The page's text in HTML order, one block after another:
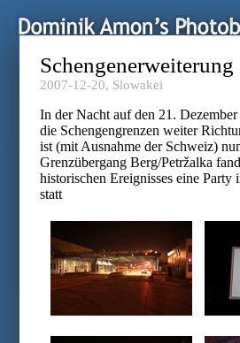
Schengenerweiterung
2007-12-20, Slowakei
In der Nacht auf den 21.
die Schengengrenzen weiter
ist (mit Ausnahme der Schweiz)
Grenzübergang Berg/Petržalka
historischen Ereignisses eine
statt